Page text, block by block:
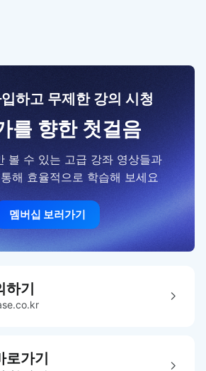
하고 무제한 강의 시청
를 향한 첫걸음
볼 수 있는 고급 강좌 영상들과
해 효율적으로 학습해 보세요
멤버십 보러가기
하기
로가기